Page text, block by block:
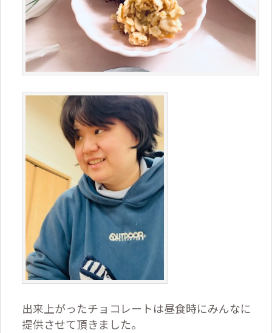
出来上がったチョコレートは昼食時にみんなに
提供させて頂きました。